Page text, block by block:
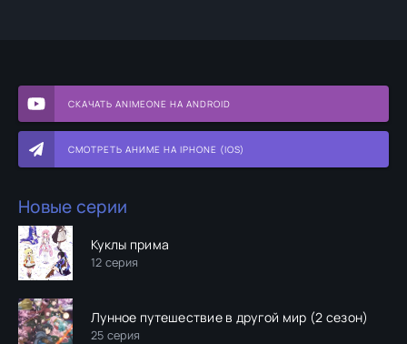
СКАЧАТЬ ANIMEONE НА ANDROID
СМОТРЕТЬ АНИМЕ НА IPHONE (IOS)
Новые серии
Куклы прима
12 серия
Лунное путешествие в другой мир (2 сезон)
25 серия